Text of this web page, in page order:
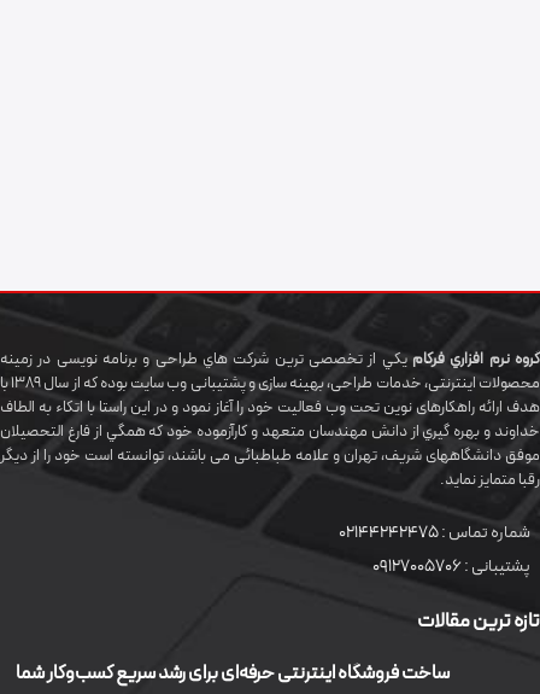
گروه نرم افزاري فرکام يکي از تخصصی ترين شرکت هاي طراحی و برنامه نویسی در زمینه
محصولات اینترنتی، خدمات طراحی، بهینه سازی و پشتیبانی وب سایت بوده که از سال 1389 با
هدف ارائه راهکارهای نوین تحت وب فعالیت خود را آغاز نمود و در این راستا با اتکاء به الطاف
خداوند و بهره گيري از دانش مهندسان متعهد و کارآزموده خود که همگي از فارغ التحصیلان
موفق دانشگاههای شريف، تهران و علامه طباطبائی می باشند، توانسته است خود را از دیگر
رقبا متمایز نماید.
شماره تماس :02144242475
پشتیبانی :09127005706
تازه ترین مقالات
ساخت فروشگاه اینترنتی حرفه‌ای برای رشد سریع کسب‌وکار شما